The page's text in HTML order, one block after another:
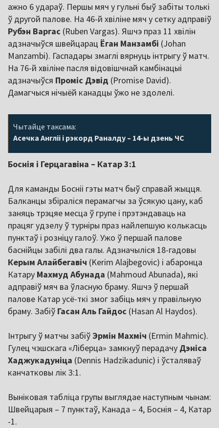
ажно 6 удараў. Першы мяч у гульні быў забіты толькі
ў другой палове. На 46-й хвіліне мяч у сетку адправіў
Рубэн Варгас (Ruben Vargas). Яшчэ праз 11 хвілін
адзначыўся швейцарац Ёган Манзамбі (Johan
Manzambi). Гаспадары змаглі вярнуць інтрыгу ў матч.
На 76-й хвіліне пасля відовішчнай камбінацыі
адзначыўся Проміс Дэвід (Promise David).
Дамагчыся нічыёй канадцы ўжо не здолелі.
Чытайце таксама:
Асечка Англіі і рэкорд Раналду – 14-ы дзень ЧС
Боснія і Герцагавіна – Катар 3:1
Для каманды Босніі гэты матч быў справай жыцця.
Балканцы збіраліся перамагчы за ўсякую цану, каб
заняць трэцяе месца ў групе і прэтэндаваць на
працяг удзелу ў турніры праз найлепшую колькасць
пунктаў і розніцу галоў. Ужо ў першай палове
баснійцы забілі два галы. Адзначыліся 18-гадовы
Керым Алайбегавіч (Kerim Alajbegovic) і абаронца
Катару Махмуд Абунада (Mahmoud Abunada), які
адправіў мяч ва ўласную браму. Яшчэ ў першай
палове Катар усё-ткі змог забіць мяч у правільную
браму. Забіў Гасан Аль Гайдос (Hasan Al Haydos).
Інтрыгу ў матчы забіўЭрмін Махміч (Ermin Mahmic).
Гулец чэшскага «Ліберца» замкнуў перадачу Дэніса
Хаджукадуніца (Dennis Hadzikadunic) і ўсталяваў
канчатковы лік 3:1.
Выніковая табліца групы выглядае наступным чынам:
Швейцарыя – 7 пунктаў, Канада – 4, Боснія – 4, Катар
-1.